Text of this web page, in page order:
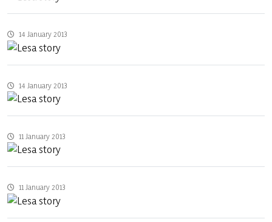
14 January 2013
14 January 2013
11 January 2013
11 January 2013